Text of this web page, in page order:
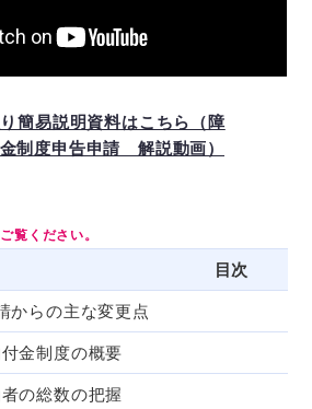
簡易説明資料はこちら（障
制度申告申請 解説動画）
目次
からの主な変更点
金制度の概要
の総数の把握